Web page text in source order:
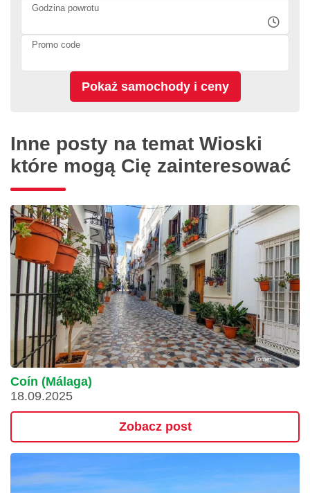
Godzina powrotu
Promo code
Inne posty na temat Wioski
które mogą Cię zainteresować
Coín (Málaga)
18.09.2025
Zobacz post